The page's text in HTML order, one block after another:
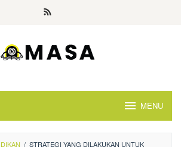
MENU
/ STRATEGI YANG DILAKUKAN UNTUK